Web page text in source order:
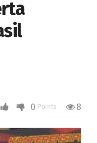
0 Points 8